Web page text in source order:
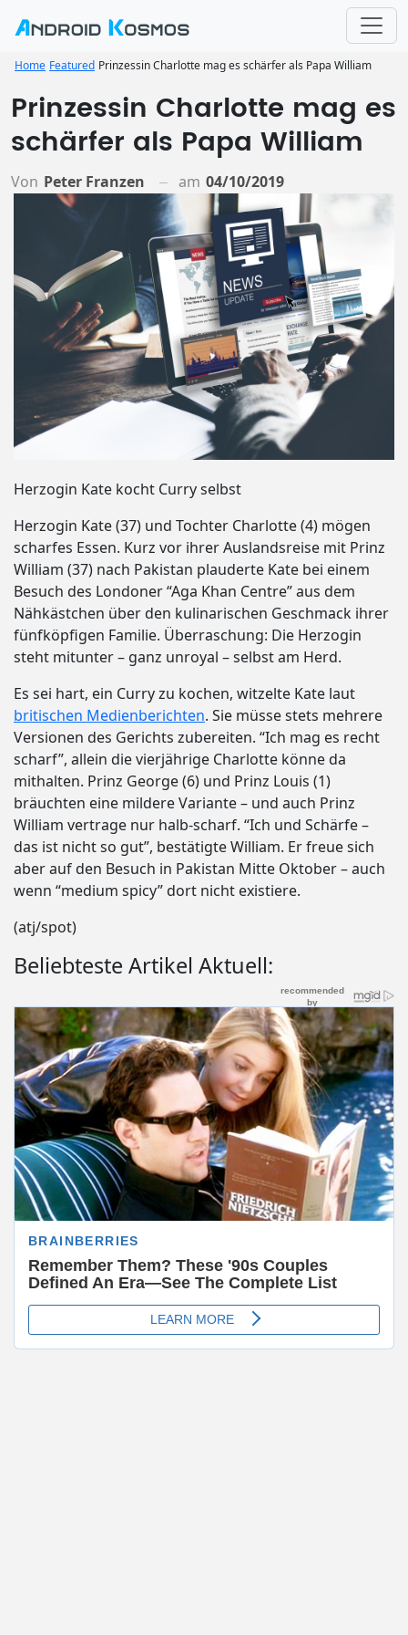
Home Featured Prinzessin Charlotte mag es schärfer als Papa William
Prinzessin Charlotte mag es
schärfer als Papa William
Von Peter Franzen am 04/10/2019
Herzogin Kate kocht Curry selbst
Herzogin Kate (37) und Tochter Charlotte (4) mögen
scharfes Essen. Kurz vor ihrer Auslandsreise mit Prinz
William (37) nach Pakistan plauderte Kate bei einem
Besuch des Londoner “Aga Khan Centre” aus dem
Nähkästchen über den kulinarischen Geschmack ihrer
fünfköpfigen Familie. Überraschung: Die Herzogin
steht mitunter – ganz unroyal – selbst am Herd.
Es sei hart, ein Curry zu kochen, witzelte Kate laut
britischen Medienberichten. Sie müsse stets mehrere
Versionen des Gerichts zubereiten. “Ich mag es recht
scharf”, allein die vierjährige Charlotte könne da
mithalten. Prinz George (6) und Prinz Louis (1)
bräuchten eine mildere Variante – und auch Prinz
William vertrage nur halb-scharf. “Ich und Schärfe –
das ist nicht so gut”, bestätigte William. Er freue sich
aber auf den Besuch in Pakistan Mitte Oktober – auch
wenn “medium spicy” dort nicht existiere.
(atj/spot)
Beliebteste Artikel Aktuell: